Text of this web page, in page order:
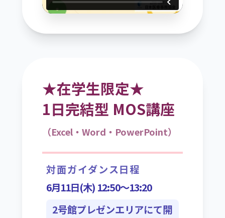
★在学生限定★
1日完結型 MOS講座
（Excel・Word・PowerPoint）
対面ガイダンス日程
6月11日(木) 12:50〜13:20
2号館プレゼンエリアにて開